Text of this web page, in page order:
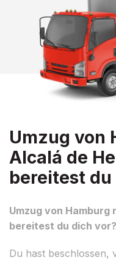
Umzug von
Alcalá de
bereitest
Umzug von Hamburg
bereitest du dich vor?
Du hast beschlossen,